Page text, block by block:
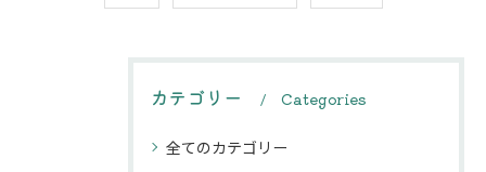
カテゴリー Categories
全てのカテゴリー